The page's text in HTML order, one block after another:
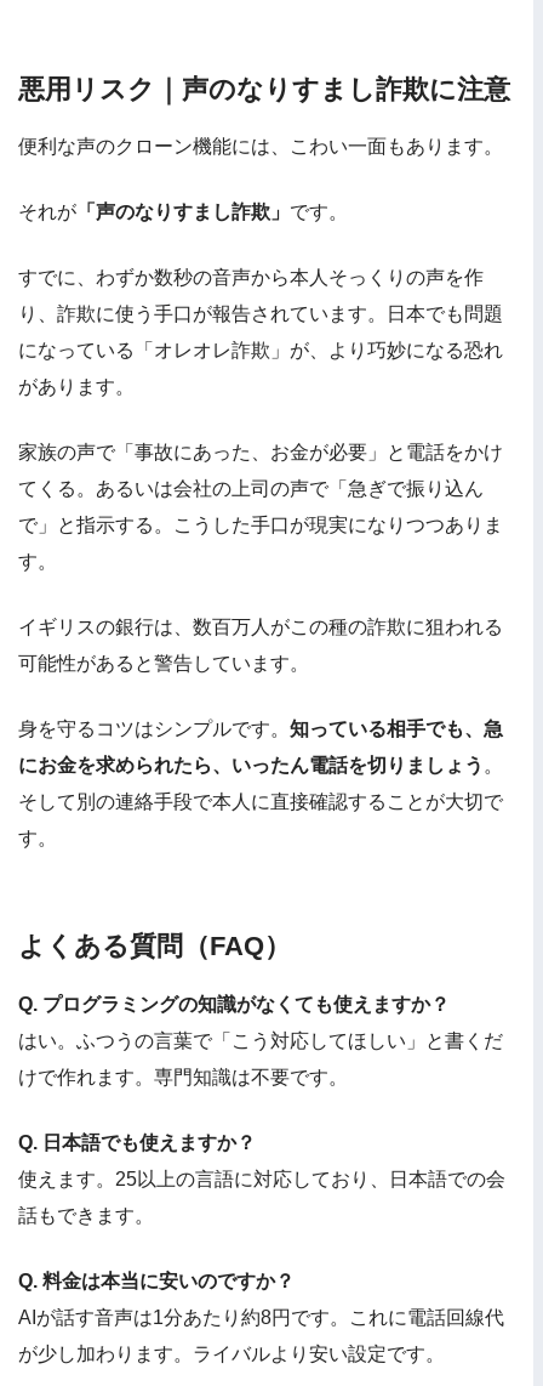
悪用リスク｜声のなりすまし詐欺に注意
便利な声のクローン機能には、こわい一面もあります。
それが 「声のなりすまし詐欺」 です。
すでに、わずか数秒の音声から本人そっくりの声を作
り、詐欺に使う手口が報告されています。日本でも問題
になっている「オレオレ詐欺」が、より巧妙になる恐れ
があります。
家族の声で「事故にあった、お金が必要」と電話をかけ
てくる。あるいは会社の上司の声で「急ぎで振り込ん
で」と指示する。こうした手口が現実になりつつありま
す。
イギリスの銀行は、数百万人がこの種の詐欺に狙われる
可能性があると警告しています。
身を守るコツはシンプルです。 知っている相手でも、急
にお金を求められたら、いったん電話を切りましょう 。
そして別の連絡手段で本人に直接確認することが大切で
す。
よくある質問（FAQ）
Q. プログラミングの知識がなくても使えますか？
はい。ふつうの言葉で「こう対応してほしい」と書くだ
けで作れます。専門知識は不要です。
Q. 日本語でも使えますか？
使えます。25以上の言語に対応しており、日本語での会
話もできます。
Q. 料金は本当に安いのですか？
AIが話す音声は1分あたり約8円です。これに電話回線代
が少し加わります。ライバルより安い設定です。